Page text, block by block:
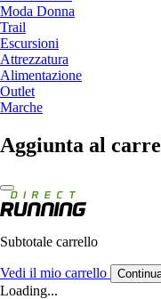
Moda Donna
Trail
Escursioni
Attrezzatura
Alimentazione
Outlet
Marche
Aggiunta al
Subtotale carrello
Vedi il mio carrello
Loading...